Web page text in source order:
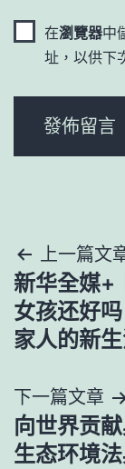
在瀏覽器中
址，以供下
文
章
導
覽
上一篇文
新华全媒+
女孩还好
家人的新
下一篇文章
向世界贡
生态环境